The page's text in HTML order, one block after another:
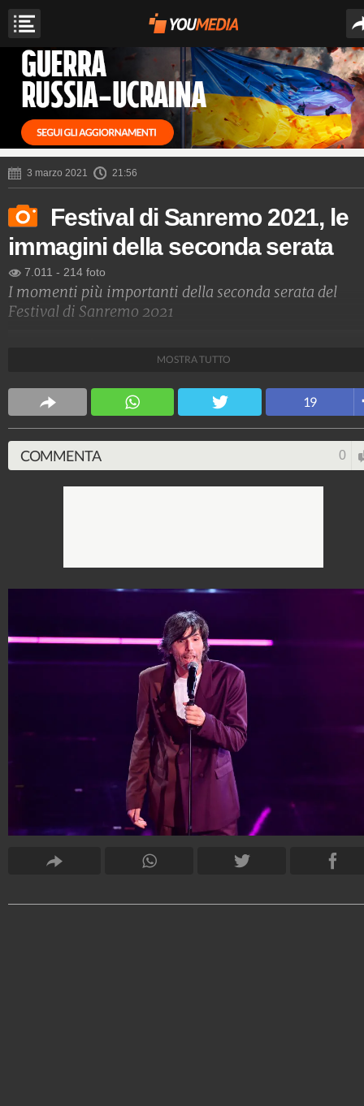
3 marzo 2021 21:56
Festival di Sanremo 2021, le
immagini della seconda serata
7.011 - 214 foto
I momenti più importanti della seconda serata del
Festival di Sanremo 2021
9.454 video-76.076 foto
MOSTRA TUTTO
19
COMMENTA 0